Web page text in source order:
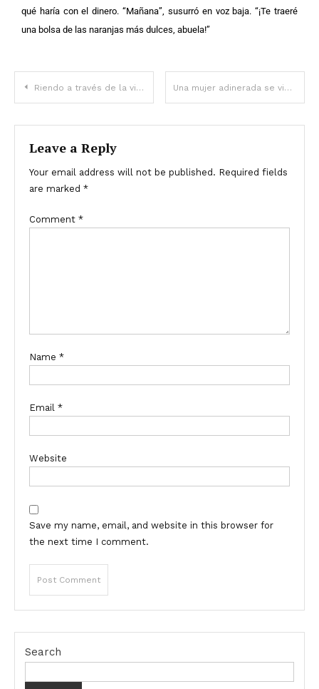
qué haría con el dinero.“Mañana”, susurró en voz baja. “¡Te traeré
una bolsa de las naranjas más dulces, abuela!”
Riendo a través de la vida: 10 chistes sobre amigos Una mujer adinerada se viste de mendiga para ver al prometido de su hija – Historia del día
Leave a Reply
Your email address will not be published. Required fields
are marked *
Comment *
Name *
Email *
Website
Save my name, email, and website in this browser for
the next time I comment.
Search